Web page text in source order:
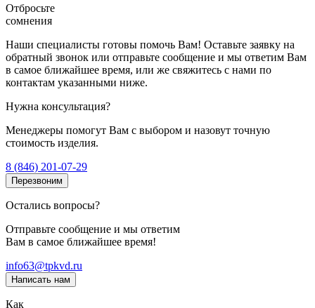
Отбросьте
сомнения
Наши специалисты готовы помочь Вам! Оставьте заявку на
обратный звонок или отправьте сообщение и мы ответим Вам
в самое ближайшее время, или же свяжитесь с нами по
контактам указанными ниже.
Нужна консультация?
Менеджеры помогут Вам с выбором и назовут точную
стоимость изделия.
8 (846) 201-07-29
Перезвоним
Остались вопросы?
Отправьте сообщение и мы ответим
Вам в самое ближайшее время!
info63@tpkvd.ru
Написать нам
Как